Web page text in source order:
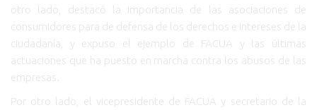
otro lado, destacó la importancia de las asociaciones de
consumidores para de defensa de los derechos e intereses de la
ciudadanía, y expuso el ejemplo de FACUA y las últimas
actuaciones que ha puesto en marcha contra los abusos de las
empresas.
Por otro lado, el vicepresidente de FACUA y secretario de la